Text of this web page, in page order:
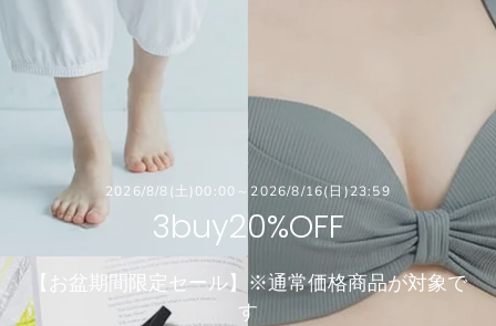
2026/8/8(土)00:00～2026/8/16(日)23:59
3buy20%OFF
【お盆期間限定セール】※通常価格商品が対象で
す
見えることを前提にデザインされたブラ
Compact Line Bra